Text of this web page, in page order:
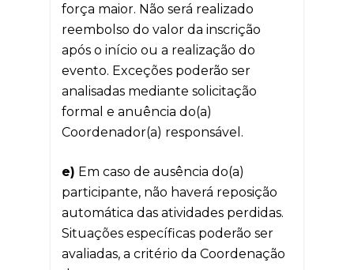
força maior. Não será realizado
reembolso do valor da inscrição
após o início ou a realização do
evento. Exceções poderão ser
analisadas mediante solicitação
formal e anuência do(a)
Coordenador(a) responsável.
e) Em caso de ausência do(a)
participante, não haverá reposição
automática das atividades perdidas.
Situações específicas poderão ser
avaliadas, a critério da Coordenação